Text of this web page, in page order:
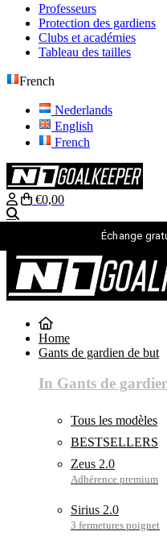
Professeurs
Protection des gardiens
Clubs et académies
Tableau des tailles
French
Nederlands
English
French
€0,00
Échange
French
French
connexion
Home
Gants de gardien de but
In Gants de
Tous les modèles
BESTSELLERS
Zeus 2.0
Sirius 2.0